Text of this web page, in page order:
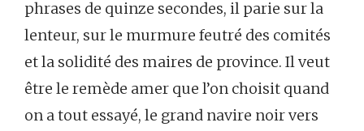
phrases de quinze secondes, il parie sur la
lenteur, sur le murmure feutré des comités
et la solidité des maires de province. Il veut
être le remède amer que l’on choisit quand
on a tout essayé, le grand navire noir vers